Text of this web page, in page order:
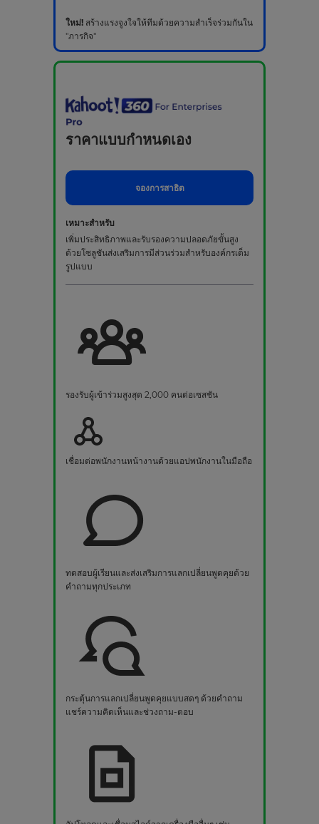
ใหม่! สร้างแรงจูงใจให้ทีมด้วยความสำเร็จร่วมกันใน
"ภารกิจ"
ราคาแบบกำหนดเอง
จองการสาธิต
เหมาะสำหรับ
เพิ่มประสิทธิภาพและรับรองความปลอดภัยขั้นสูง
ด้วยโซลูชันส่งเสริมการมีส่วนร่วมสำหรับองค์กรเต็ม
รูปแบบ
รองรับผู้เข้าร่วมสูงสุด 2,000 คนต่อเซสชัน
เชื่อมต่อพนักงานหน้างานด้วยแอปพนักงานในมือถือ
ทดสอบผู้เรียนและส่งเสริมการแลกเปลี่ยนพูดคุยด้วย
คำถามทุกประเภท
กระตุ้นการแลกเปลี่ยนพูดคุยแบบสดๆ ด้วยคำถาม
แชร์ความคิดเห็นและช่วงถาม-ตอบ